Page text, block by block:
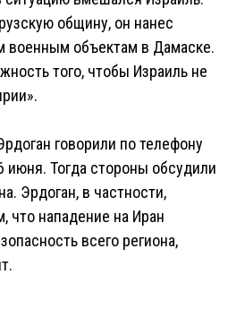
общину, он нанес
военным объектам в Дамаске.
того, чтобы Израиль не
говорили по телефону
июня. Тогда стороны обсудили
Эрдоган, в частности,
что нападение на Иран
всего региона,